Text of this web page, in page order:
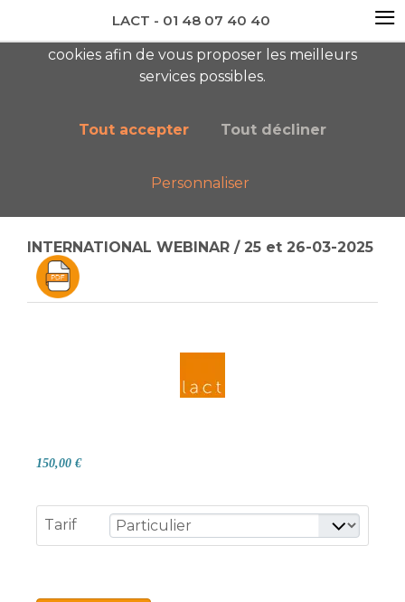
newsletter AC
Boutique
Catalogue général
INTERNATIONAL WEBINAR / 25 et 26-03-2025
150,00 €
Tarif
cookies afin de vous proposer les meilleurs
services possibles.
Tout accepter Tout décliner
Personnaliser
LACT - 01 48 07 40 40 ≡